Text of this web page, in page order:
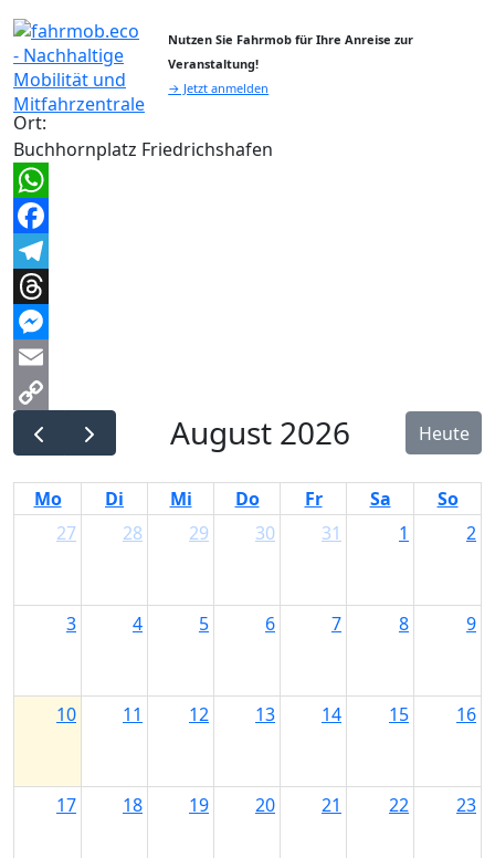
Nutzen Sie Fahrmob für Ihre Anreise zur
Veranstaltung!
→ Jetzt anmelden
Ort:
Buchhornplatz Friedrichshafen
WhatsApp
Facebook
Telegram
Threads
Messenger
Email
Copy
Link
August 2026 Heute
Mo Di Mi Do Fr Sa
So
27
28 29 30 31 1 2
3 4 5 6 7 8 9
10 11 12 13 14 15 16
17 18 19 20 21 22 23